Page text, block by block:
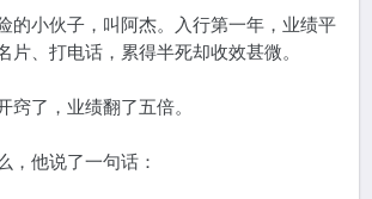
的小伙子，叫阿杰。入行第一年，业绩平
片、打电话，累得半死却收效甚微。
了，业绩翻了五倍。
，他说了一句话：